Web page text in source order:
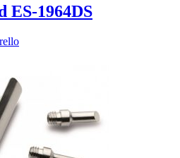
ES-1964DS